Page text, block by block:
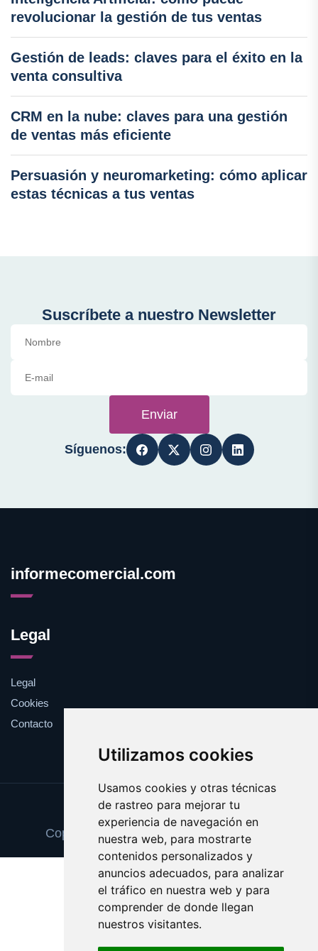
Utilizamos cookies
Usamos cookies y otras técnicas
de rastreo para mejorar tu
experiencia de navegación en
nuestra web, para mostrarte
contenidos personalizados y
anuncios adecuados, para analizar
el tráfico en nuestra web y para
comprender de donde llegan
nuestros visitantes.
revolucionar la gestión de tus ventas
Gestión de leads: claves para el éxito en la
venta consultiva
CRM en la nube: claves para una gestión
de ventas más eficiente
Persuasión y neuromarketing: cómo aplicar
estas técnicas a tus ventas
Suscríbete a nuestro Newsletter
Enviar
Síguenos:
informecomercial.com
Legal
Legal
Cookies
Contacto
Update cookies preferences
Copyright © 2025 informecomercial.com